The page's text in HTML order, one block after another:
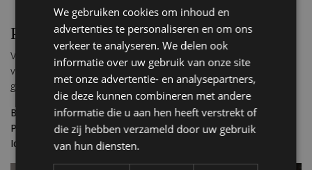
Perfect voor de feestdagen
Van 28 november tot 10 januari zijn Sjaan’s Favorieten verkrijgbaar
via
. Ideaal voor kerst, oud & nieuw, date nights of
gewoon een cosy avond thuis. Minimale moeite, maximale smaak.
Bestellen:via eatsous.com
Periode:
28 november 2025 – 10 januari 2026
Ideaal voor:feestdagen, diners, cosy nights in
We gebruiken cookies om inhoud en
advertenties te personaliseren en om ons
verkeer te analyseren. We delen ook
informatie over uw gebruik van onze site
met onze advertentie- en analysepartners,
die deze kunnen combineren met andere
informatie die u aan hen heeft verstrekt of
die zij hebben verzameld door uw gebruik
van hun diensten.